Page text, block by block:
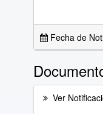
Fecha de
Ver